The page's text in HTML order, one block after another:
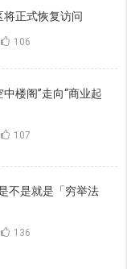
正式恢复访问
106
楼阁”走向“商业起
107
不是就是「穷举法
136